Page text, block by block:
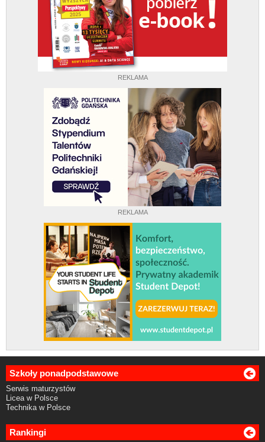
REKLAMA
REKLAMA
Szkoły ponadpodstawowe
Serwis maturzystów
Licea w Polsce
Technika w Polsce
Rankingi